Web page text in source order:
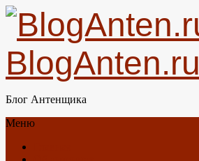
BlogAnten.ru
Блог Антенщика
Меню